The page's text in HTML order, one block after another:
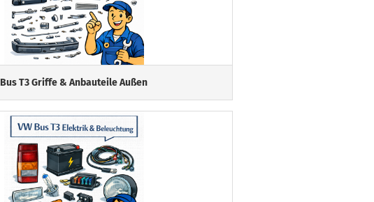
Bus T3 Griffe & Anbauteile Außen